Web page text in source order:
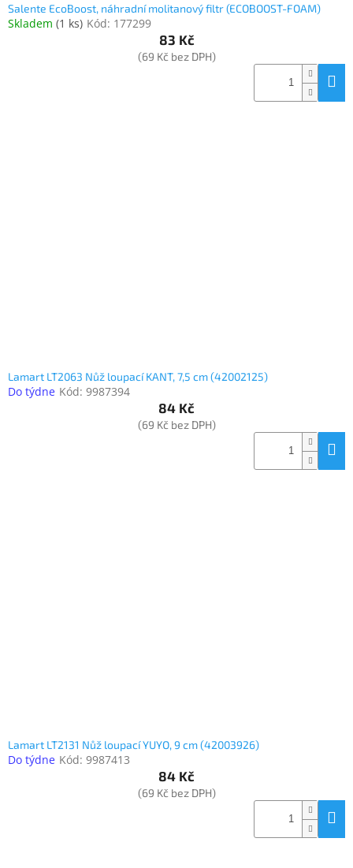
Salente EcoBoost, náhradní molitanový filtr (ECOBOOST-FOAM)
Skladem (1 ks) Kód: 177299
83 Kč
(69 Kč bez DPH)
Lamart LT2063 Nůž loupací KANT, 7,5 cm (42002125)
Do týdne Kód: 9987394
84 Kč
(69 Kč bez DPH)
Lamart LT2131 Nůž loupací YUYO, 9 cm (42003926)
Do týdne Kód: 9987413
84 Kč
(69 Kč bez DPH)